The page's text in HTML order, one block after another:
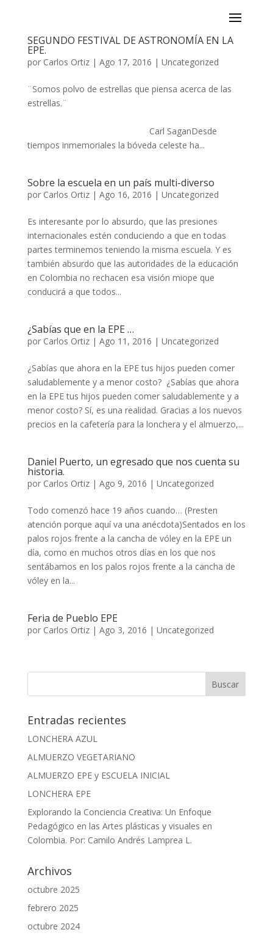
SEGUNDO FESTIVAL DE ASTRONOMÍA EN LA
EPE.
por Carlos Ortiz| Ago 17, 2016 | Uncategorized
¨Somos polvo de estrellas que piensa acerca de las
estrellas.¨
Carl Sagan​​Desde
tiempos inmemoriales la bóveda celeste ha...
Sobre la escuela en un país multi-diverso
por Carlos Ortiz| Ago 16, 2016 | Uncategorized
​Es interesante por lo absurdo, que las presiones
internacionales estén conduciendo a que en todas
partes terminemos teniendo la misma escuela. Y es
también absurdo que las autoridades de la educación
en Colombia no rechacen esa visión miope que
conducirá a que todos...
¿Sabías que en la EPE …
por Carlos Ortiz| Ago 11, 2016 | Uncategorized
¿Sabías que ahora en la EPE tus hijos pueden comer
saludablemente y a menor costo? ¿Sabías que ahora
en la EPE tus hijos pueden comer saludablemente y a
menor costo? Sí, es una realidad. ​Gracias a los nuevos
precios en la cafetería para la lonchera y el almuerzo,...
Daniel Puerto, un egresado que nos cuenta su
historia.
por Carlos Ortiz| Ago 9, 2016 | Uncategorized
Todo comenzó hace 19 años cuando… (Presten
atención porque aquí va una anécdota)Sentados en los
palos rojos frente a la cancha de vóley en la EPE un
día, como en muchos otros días en los que nos
sentábamos en los palos rojos frente a la cancha de
vóley en la...
Feria de Pueblo EPE
por Carlos Ortiz| Ago 3, 2016 | Uncategorized
Entradas recientes
LONCHERA AZUL
ALMUERZO VEGETARIANO
ALMUERZO EPE y ESCUELA INICIAL
LONCHERA EPE
Explorando la Conciencia Creativa: Un Enfoque
Pedagógico en las Artes plásticas y visuales en
Colombia. Por: Camilo Andrés Lamprea L.
Archivos
octubre 2025
febrero 2025
octubre 2024